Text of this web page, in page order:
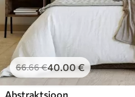
66.66€40.00€
Abstraktsioon